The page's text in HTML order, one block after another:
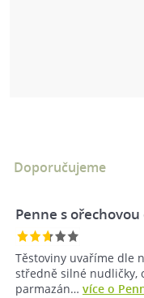
Doporučujeme
Penne s
Těstoviny uvaříme dle
středně silné nudličky,
parmazán… více o